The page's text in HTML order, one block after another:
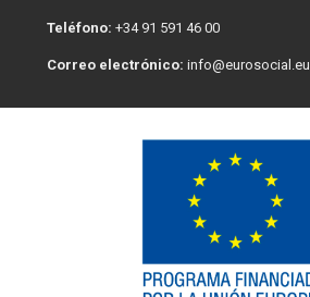
Teléfono: +34 91 591 46 00
Correo electrónico: info@eurosocial.eu